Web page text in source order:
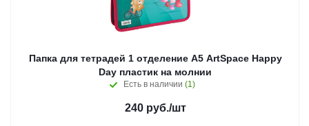
Папка для тетрадей 1 отделение А5 ArtSpace Happy
Day пластик на молнии
Есть в наличии (1)
240руб./шт